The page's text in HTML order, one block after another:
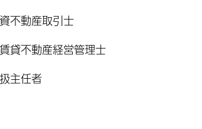
不動産取引士
貸不動産経営管理士
主任者